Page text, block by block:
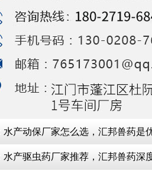
水产动保厂家怎么选，汇邦兽药是
水产驱虫药厂家推荐，汇邦兽药深